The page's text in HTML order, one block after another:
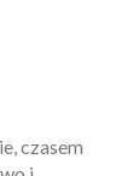
czasem